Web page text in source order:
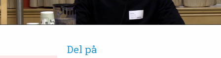
Del på